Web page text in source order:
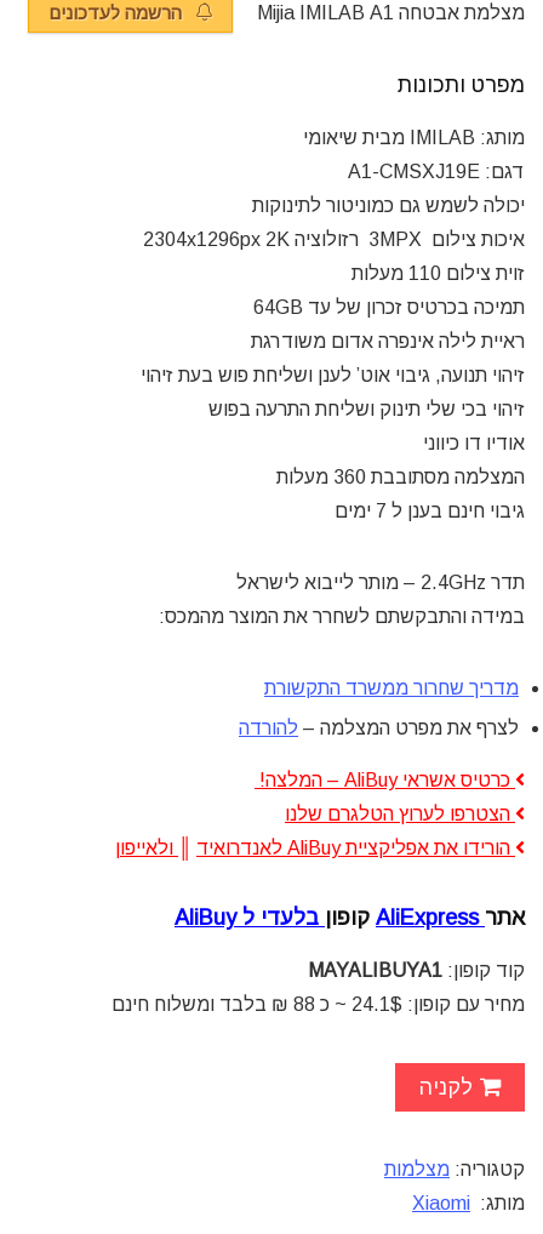
מצלמת אבטחה Mijia IMILAB A1 הרשמה לעדכונים
מפרט ותכונות
מותג: IMILAB מבית שיאומי
דגם: A1-CMSXJ19E
יכולה לשמש גם כמוניטור לתינוקות
איכות צילום 3MPX רזולוציה 2304x1296px 2K
זוית צילום 110 מעלות
תמיכה בכרטיס זכרון של עד 64GB
ראיית לילה אינפרה אדום משודרגת
זיהוי תנועה, גיבוי אוט’ לענן ושליחת פוש בעת זיהוי
זיהוי בכי שלי תינוק ושליחת התרעה בפוש
אודיו דו כיווני
המצלמה מסתובבת 360 מעלות
גיבוי חינם בענן ל 7 ימים
תדר 2.4GHz – מותר לייבוא לישראל
במידה והתבקשתם לשחרר את המוצר מהמכס:
מדריך שחרור ממשרד התקשורת
לצרף את מפרט המצלמה – להורדה
כרטיס אשראי AliBuy – המלצה!
הצטרפו לערוץ הטלגרם שלנו
הורידו את אפליקציית AliBuy לאנדרואיד
ולאייפון
אתר AliExpress קופון בלעדי ל AliBuy
קוד קופון: MAYALIBUYA1
מחיר עם קופון: 24.1$ ~ כ 88 ₪ בלבד ומשלוח חינם
לקניה
קטגוריה: מצלמות
מותג: Xiaomi